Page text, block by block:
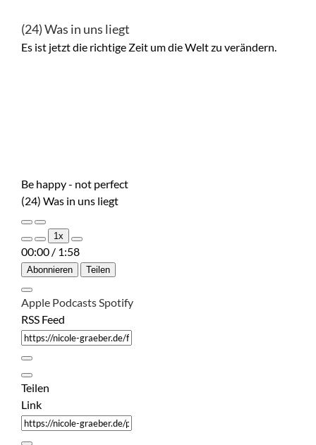
(24) Was in uns liegt
Es ist jetzt die richtige Zeit um die Welt zu verändern.
Be happy - not perfect
(24) Was in uns liegt
Play
Episode
Pause
Episode
1x
00:00 / 1:58
Abonnieren Teilen
Apple PodcastsSpotify
RSS Feed
Teilen
Link